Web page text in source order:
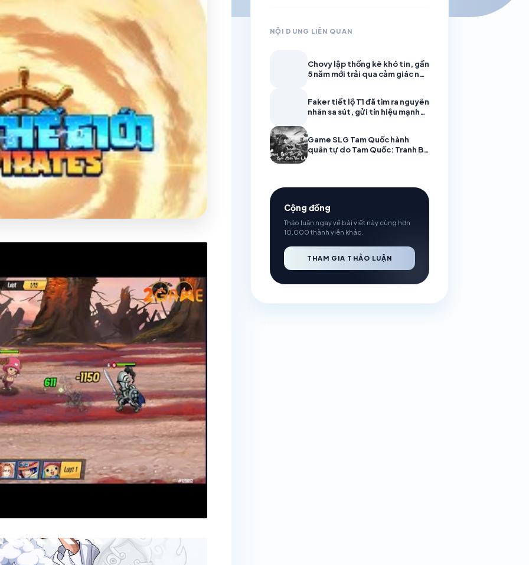
NỘI DUNG LIÊN QUAN
Chovy lập thống kê khó tin, gần
5 năm mới trải qua cảm giác này
Faker tiết lộ T1 đã tìm ra nguyên
nhân sa sút, gửi tín hiệu mạnh
Game SLG Tam Quốc hành
quân tự do Tam Quốc: Tranh Bá
Cộng đồng
Thảo luận ngay về bài viết này cùng hơn
10,000 thành viên khác.
THAM GIA THẢO LUẬN